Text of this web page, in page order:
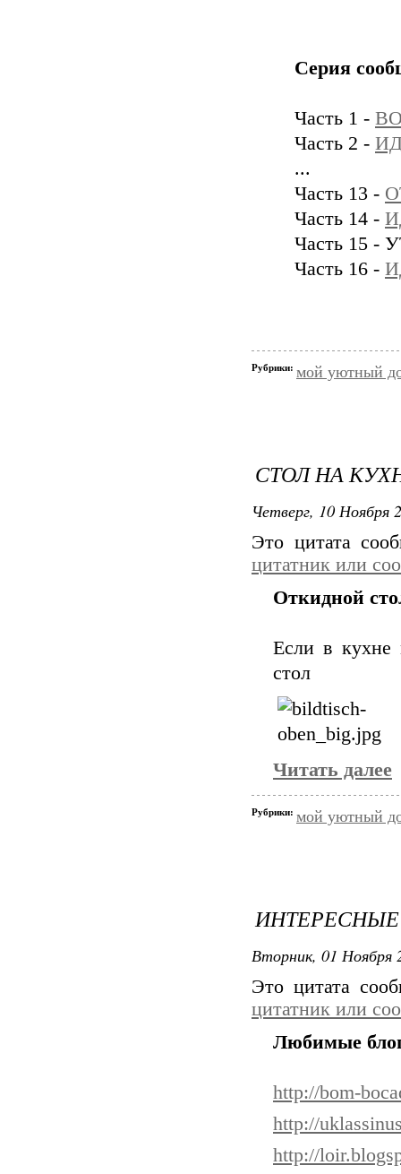
Серия
Часть 1 -
Часть 2 -
...
Часть 13 -
Часть 14 -
Часть 15
Часть 16 -
Рубрики: мой уютный
СТОЛ НА
Четверг, 10 Ноября
Это цитата
цитатник или
Откидной
Если в кухне
стол
Читать далее
Рубрики: мой уютный
Вторник, 01 Ноября
Это цитата
цитатник или
Любимые
http://bom-
http://
http://